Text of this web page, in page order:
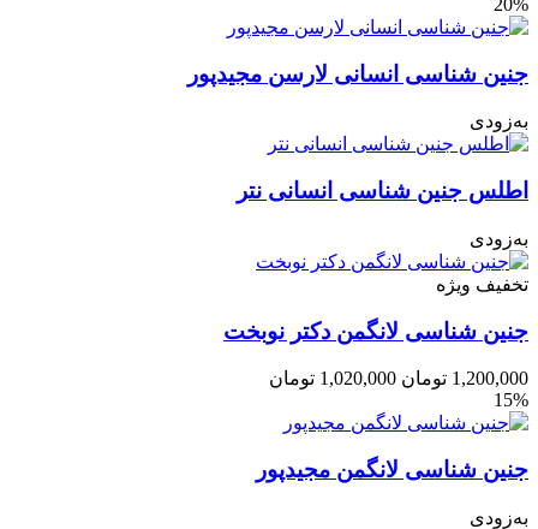
20%
جنین شناسی انسانی لارسن مجیدپور
به‌زودی
اطلس جنین شناسی انسانی نتر
به‌زودی
تخفیف ویژه
جنین شناسی لانگمن دکتر نوبخت
1,200,000 تومان 1,020,000 تومان
15%
جنین شناسی لانگمن مجیدپور
به‌زودی